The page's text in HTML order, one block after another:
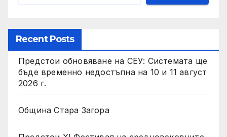
Recent Posts
Предстои обновяване на СЕУ: Системата ще
бъде временно недостъпна на 10 и 11 август
2026 г.
Община Стара Загора